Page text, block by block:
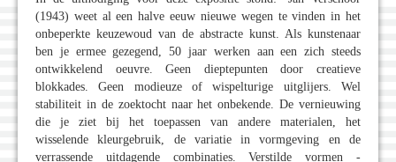
(1943) weet al een halve eeuw nieuwe wegen te vinden in het
onbeperkte keuzewoud van de abstracte kunst. Als kunstenaar
ben je ermee gezegend, 50 jaar werken aan een zich steeds
ontwikkelend oeuvre. Geen dieptepunten door creatieve
blokkades. Geen modieuze of wispelturige uitglijers. Wel
stabiliteit in de zoektocht naar het onbekende. De vernieuwing
die je ziet bij het toepassen van andere materialen, het
wisselende kleurgebruik, de variatie in vormgeving en de
verrassende uitdagende combinaties. Verstilde vormen -